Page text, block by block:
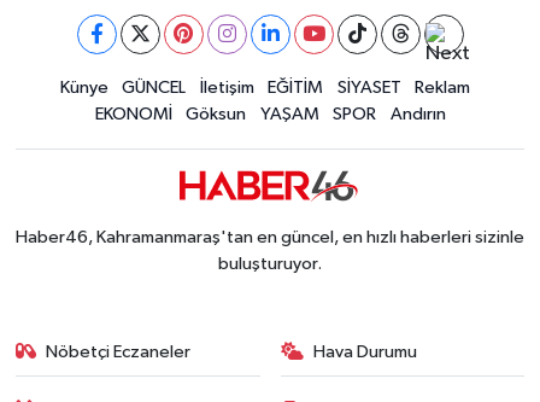
Künye GÜNCEL İletişim EĞİTİM SİYASET
Reklam
EKONOMİ
Göksun YAŞAM SPOR Andırın
Haber46, Kahramanmaraş'tan en güncel, en hızlı haberleri sizinle
buluşturuyor.
Nöbetçi Eczaneler Hava Durumu
YARIŞMALAR
TANITIM